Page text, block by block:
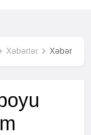
Xəbərlər Xəbər